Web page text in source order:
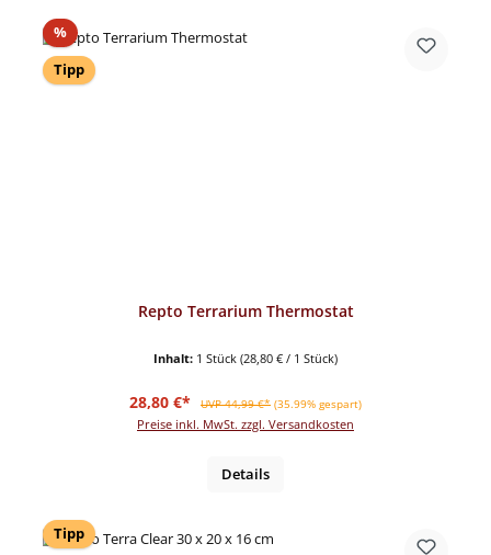
%Rabatt
Tipp
Repto Terrarium Thermostat
Inhalt: 1 Stück (28,80 € / 1 Stück)
Verkaufspreis:
28,80 €* Regulärer Preis:
UVP 44,99 €* (35.99% gespart)
Preise inkl. MwSt. zzgl. Versandkosten
Details
Tipp